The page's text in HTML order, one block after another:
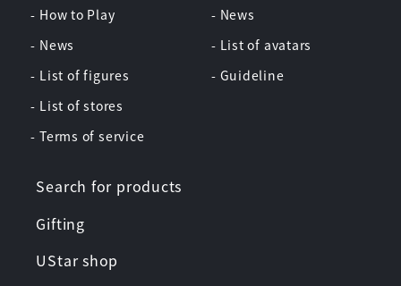
- How to Play
- News
- List of figures
- List of stores
- Terms of service
- News
- List of avatars
- Guideline
Search for products
Gifting
UStar shop